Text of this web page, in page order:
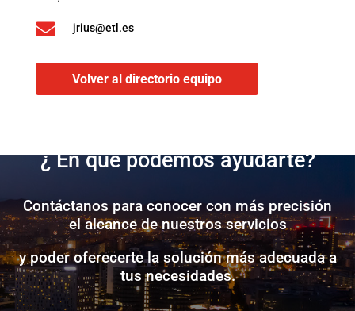
 jrius@etl.es
Volver al directorio equipo
¿ En qué podemos ayudarte?
Contáctanos para conocer con más precisión
el alcance de nuestros servicios
y poder oferecerte la solución más adecuada a
tus necesidades.